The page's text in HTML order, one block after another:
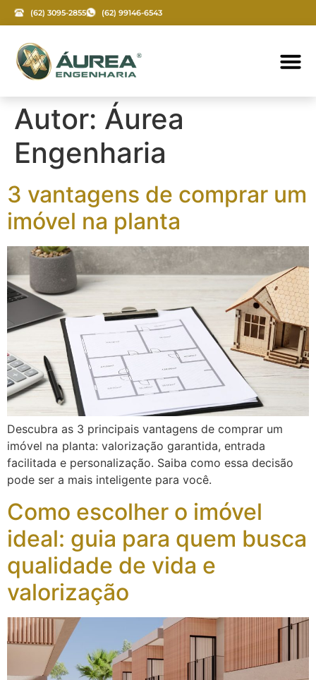
(62) 3095-2855 (62) 99146-6543
Autor: Áurea
Engenharia
3 vantagens de comprar um
imóvel na planta
Descubra as 3 principais vantagens de comprar um
imóvel na planta: valorização garantida, entrada
facilitada e personalização. Saiba como essa decisão
pode ser a mais inteligente para você.
Como escolher o imóvel
ideal: guia para quem busca
qualidade de vida e
valorização